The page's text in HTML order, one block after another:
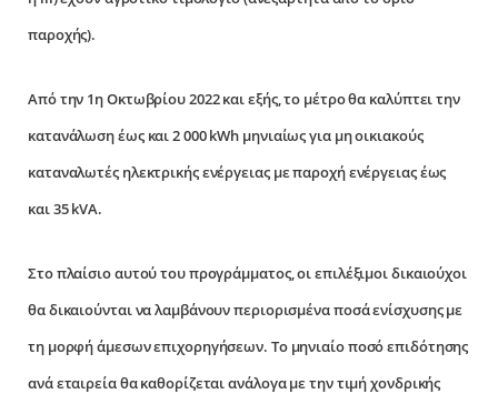
παροχής).
Από την 1η Οκτωβρίου 2022 και εξής, το μέτρο θα καλύπτει την
κατανάλωση έως και 2 000 kWh μηνιαίως για μη οικιακούς
καταναλωτές ηλεκτρικής ενέργειας με παροχή ενέργειας έως
και 35 kVA.
Στο πλαίσιο αυτού του προγράμματος, οι επιλέξιμοι δικαιούχοι
θα δικαιούνται να λαμβάνουν περιορισμένα ποσά ενίσχυσης με
τη μορφή άμεσων επιχορηγήσεων. Το μηνιαίο ποσό επιδότησης
ανά εταιρεία θα καθορίζεται ανάλογα με την τιμή χονδρικής